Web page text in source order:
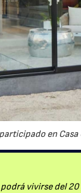
en Casa
vivirse del